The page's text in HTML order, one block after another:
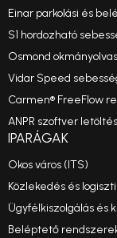
Einar parkolási és
S1 hordozható
Osmond
Vidar Speed
Carmen® FreeFlow
ANPR szoftver
IPARÁGAK
Okos város (ITS)
Közlekedés és
Ügyfélkiszolgálás és
Beléptető